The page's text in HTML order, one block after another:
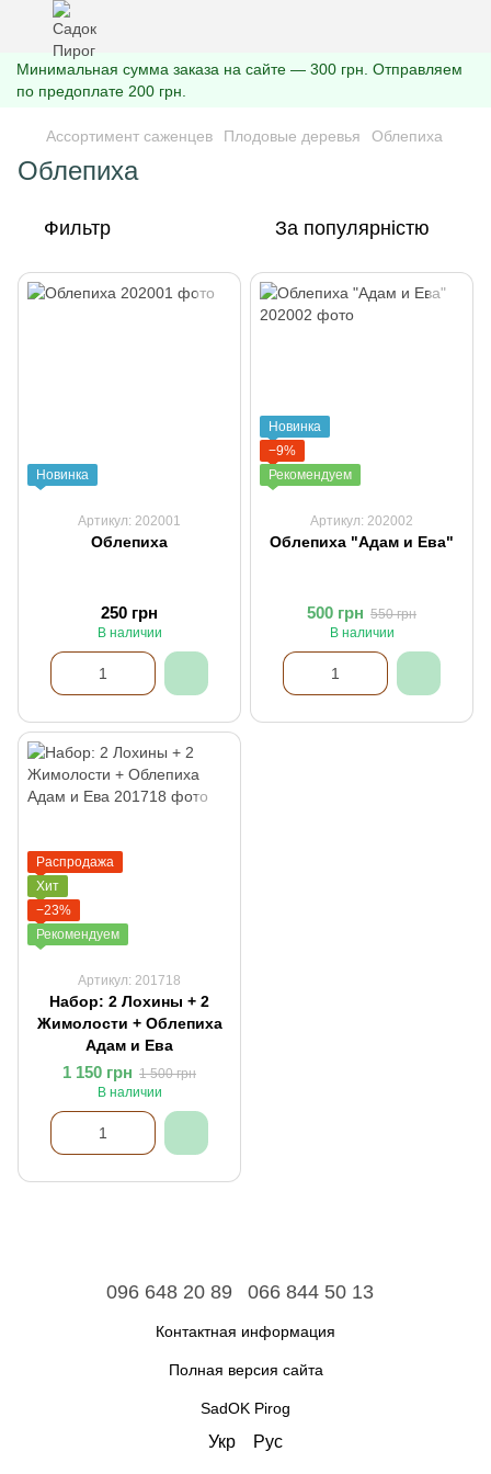
Минимальная сумма заказа на сайте — 300 грн. Отправляем
по предоплате 200 грн.
Ассортимент саженцев Плодовые деревья Облепиха
Облепиха
Фильтр За популярністю
Новинка
Артикул: 202001
Облепиха
250 грн
В наличии
Новинка
−9%
Рекомендуем
Артикул: 202002
Облепиха "Адам и Ева"
500 грн 550 грн
В наличии
Распродажа
Хит
−23%
Рекомендуем
Артикул: 201718
Набор: 2 Лохины + 2
Жимолости + Облепиха
Адам и Ева
1 150 грн 1 500 грн
В наличии
096 648 20 89 066 844 50 13
Контактная информация
Полная версия сайта
SadOK Pirog
Укр Рус